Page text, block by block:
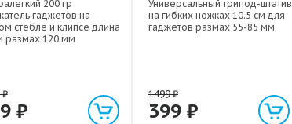
200 гр
гаджетов на
стебле и клипсе длина
размах 120 мм
₽
₽
Универсальный трипод-штатив
на гибких ножках 10.5 см для
гаджетов размах 55-85 мм
1499₽
399 ₽